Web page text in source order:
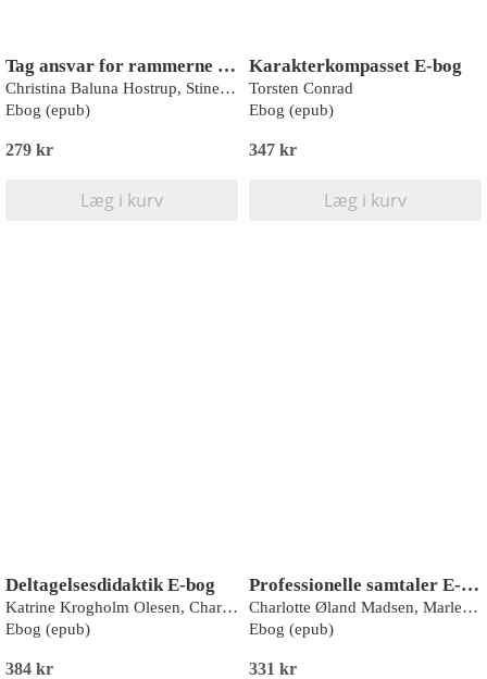
Tag ansvar for rammerne E-bog
Christina Baluna Hostrup, Stine Clasen
Ebog (epub)
279 kr
Læg i kurv
Karakterkompasset E-bog
Torsten Conrad
Ebog (epub)
347 kr
Læg i kurv
Deltagelsesdidaktik E-bog
Katrine Krogholm Olesen, Charlotte Rørvig Haaber
Ebog (epub)
384 kr
Professionelle samtaler E-bog
Charlotte Øland Madsen, Marlene Bisgaard Thomsen
Ebog (epub)
331 kr